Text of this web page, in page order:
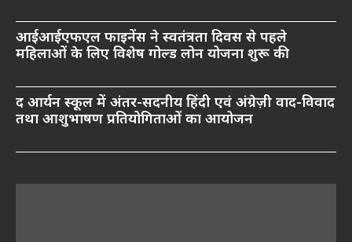
आईआईएफएल फाइनेंस ने स्वतंत्रता दिवस से पहले
महिलाओं के लिए विशेष गोल्ड लोन योजना शुरू की
द आर्यन स्कूल में अंतर-सदनीय हिंदी एवं अंग्रेज़ी वाद-विवाद
तथा आशुभाषण प्रतियोगिताओं का आयोजन